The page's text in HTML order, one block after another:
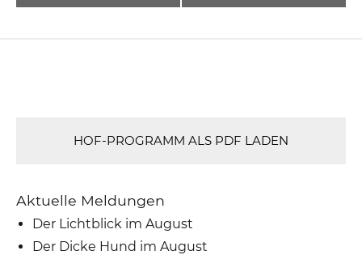
HOF-PROGRAMM ALS PDF LADEN
Aktuelle Meldungen
Der Lichtblick im August
Der Dicke Hund im August